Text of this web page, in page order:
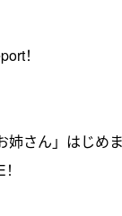
！
姉さん」はじめ